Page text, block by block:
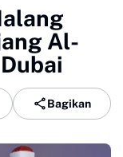
Al-
Bagikan